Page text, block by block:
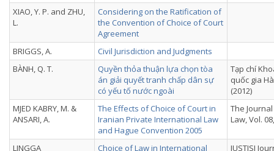
XIAO, Y. P. and ZHU,
L.
Considering on the Ratification of
the Convention of Choice of Court
Agreement
BRIGGS, A.
Civil Jurisdiction and Judgments
BÀNH, Q. T.
Quyền thỏa thuận lựa chọn tòa
án giải quyết tranh chấp dân sự
có yếu tố nước ngoài
Tạp chí
quốc gia
(2012)
MJED KABRY, M. &
ANSARI, A.
The Effects of Choice of Court in
Iranian Private International Law
and Hague Convention 2005
The
Law, Vol.
LINGGA Choice of Law in International JUSTISI